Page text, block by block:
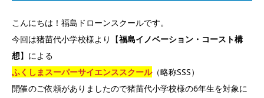
こんにちは！福島ドローンスクールです。
今回は猪苗代小学校様より【福島イノベーション・コースト構
想】による
ふくしまスーパーサイエンススクール（略称SSS）
開催のご依頼がありましたので猪苗代小学校様の6年生を対象に